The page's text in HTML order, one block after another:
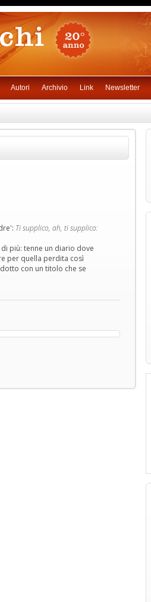
Autori Archivio Link Newsletter
Ti supplico, ah, ti supplico:
più: tenne un diario dove
per quella perdita così
con un titolo che se